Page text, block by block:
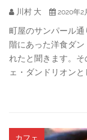
川村 大 2020年2
町屋のサンパール
階にあった洋食ダ
れたと聞きます。
ェ・ダンドリオン
カフェ